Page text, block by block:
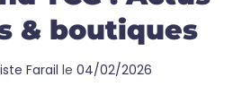
& boutiques
Farail le 04/02/2026